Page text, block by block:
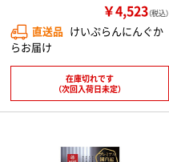
￥4,523（税込）
直送品 けいぷらんにんぐか
らお届け
在庫切れです
（次回入荷日未定）